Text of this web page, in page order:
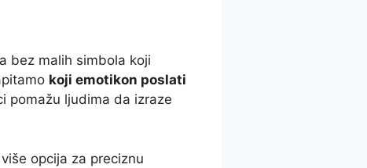
bez malih simbola koji
koji emotikon poslati
pomažu ljudima da izraze
opcija za preciznu